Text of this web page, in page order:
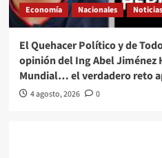
Economía Nacionales Noticias
El Quehacer Político y de
opinión del Ing Abel Jiménez
Mundial… el verdadero reto
4 agosto, 2026 0